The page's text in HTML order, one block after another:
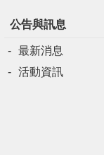
公告與訊息
最新消息
活動資訊